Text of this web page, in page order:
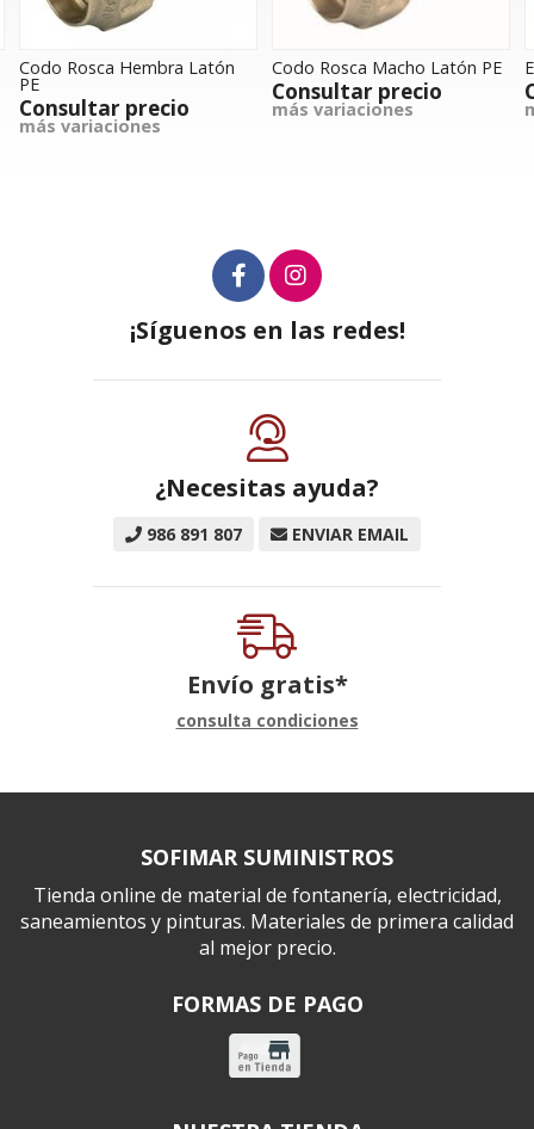
Codo Rosca Hembra Latón
PE
Consultar precio
más variaciones
Codo Rosca Macho Latón PE
Consultar precio
más variaciones
¡Síguenos en las redes!
¿Necesitas ayuda?
986 891 807 ENVIAR EMAIL
Envío gratis*
consulta condiciones
SOFIMAR SUMINISTROS
Tienda online de material de fontanería, electricidad,
saneamientos y pinturas. Materiales de primera calidad
al mejor precio.
FORMAS DE PAGO